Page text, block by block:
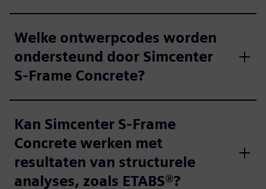
Welke ontwerpcodes worden
ondersteund door Simcenter
S-Frame Concrete?
Kan Simcenter S-Frame
Concrete werken met
resultaten van structurele
analyses, zoals ETABS®?